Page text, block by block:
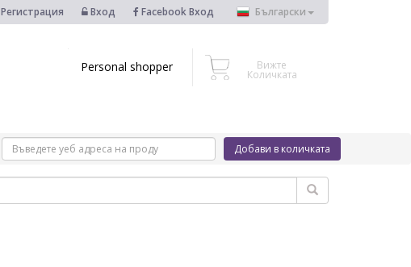
Регистрация Вход Facebook Вход Български
Personal shopper Вижте
Количката
Добави в количката